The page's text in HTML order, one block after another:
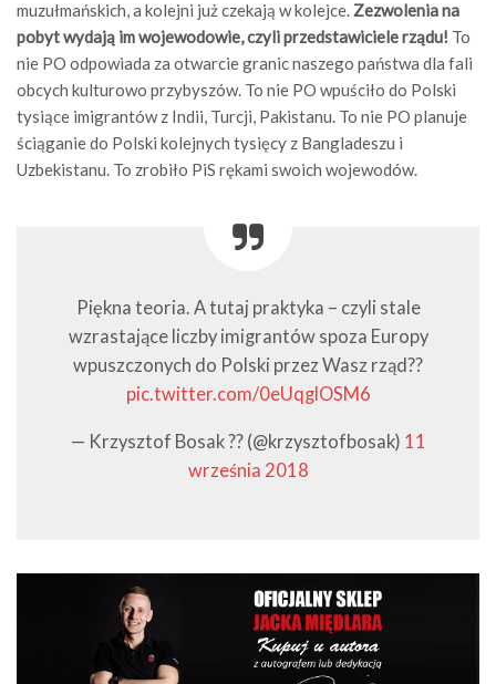
muzułmańskich, a kolejni już czekają w kolejce. Zezwolenia na
pobyt wydają im wojewodowie, czyli przedstawiciele rządu! To
nie PO odpowiada za otwarcie granic naszego państwa dla fali
obcych kulturowo przybyszów. To nie PO wpuściło do Polski
tysiące imigrantów z Indii, Turcji, Pakistanu. To nie PO planuje
ściąganie do Polski kolejnych tysięcy z Bangladeszu i
Uzbekistanu. To zrobiło PiS rękami swoich wojewodów.
Piękna teoria. A tutaj praktyka – czyli stale
wzrastające liczby imigrantów spoza Europy
wpuszczonych do Polski przez Wasz rząd??
pic.twitter.com/0eUqglOSM6
— Krzysztof Bosak ?? (@krzysztofbosak) 11
września 2018